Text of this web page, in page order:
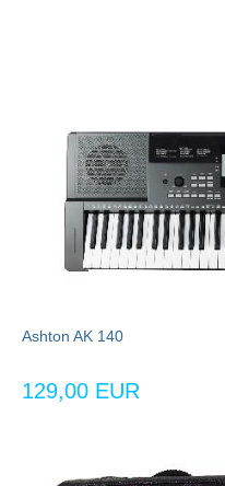
Ashton AK 140
129,00 EUR